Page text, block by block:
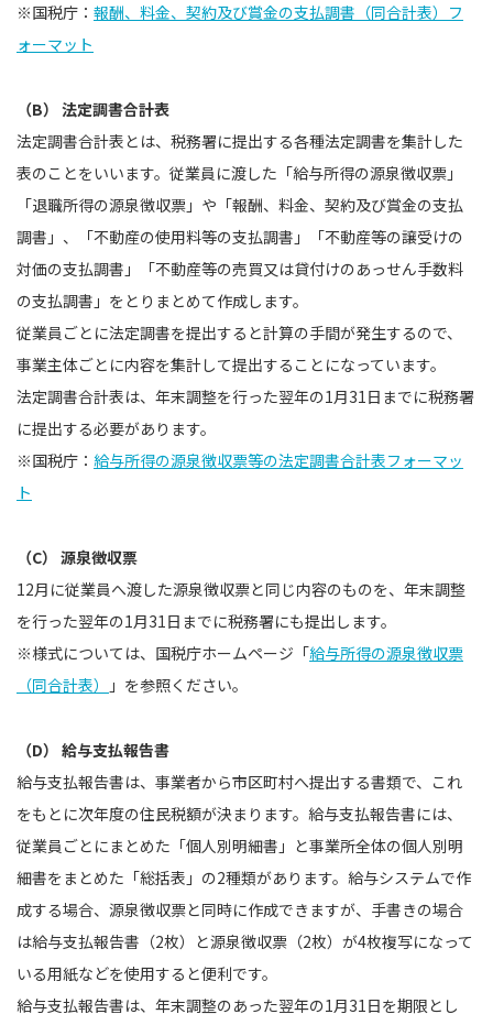
※国税庁： 報酬、料金、契約及び賞金の支払調書（同合計表）フ
ォーマット
（B） 法定調書合計表
法定調書合計表とは、税務署に提出する各種法定調書を集計した
表のことをいいます。従業員に渡した「給与所得の源泉徴収票」
「退職所得の源泉徴収票」や「報酬、料金、契約及び賞金の支払
調書」、「不動産の使用料等の支払調書」「不動産等の譲受けの
対価の支払調書」「不動産等の売買又は貸付けのあっせん手数料
の支払調書」をとりまとめて作成します。
従業員ごとに法定調書を提出すると計算の手間が発生するので、
事業主体ごとに内容を集計して提出することになっています。
法定調書合計表は、年末調整を行った翌年の1月31日までに税務署
に提出する必要があります。
※国税庁： 給与所得の源泉徴収票等の法定調書合計表フォーマッ
ト
（C） 源泉徴収票
12月に従業員へ渡した源泉徴収票と同じ内容のものを、年末調整
を行った翌年の1月31日までに税務署にも提出します。
※様式については、国税庁ホームページ「給与所得の源泉徴収票
（同合計表）
」を参照ください。
（D） 給与支払報告書
給与支払報告書は、事業者から市区町村へ提出する書類で、これ
をもとに次年度の住民税額が決まります。給与支払報告書には、
従業員ごとにまとめた「個人別明細書」と事業所全体の個人別明
細書をまとめた「総括表」の2種類があります。給与システムで作
成する場合、源泉徴収票と同時に作成できますが、手書きの場合
は給与支払報告書（2枚）と源泉徴収票（2枚）が4枚複写になって
いる用紙などを使用すると便利です。
給与支払報告書は、年末調整のあった翌年の1月31日を期限とし